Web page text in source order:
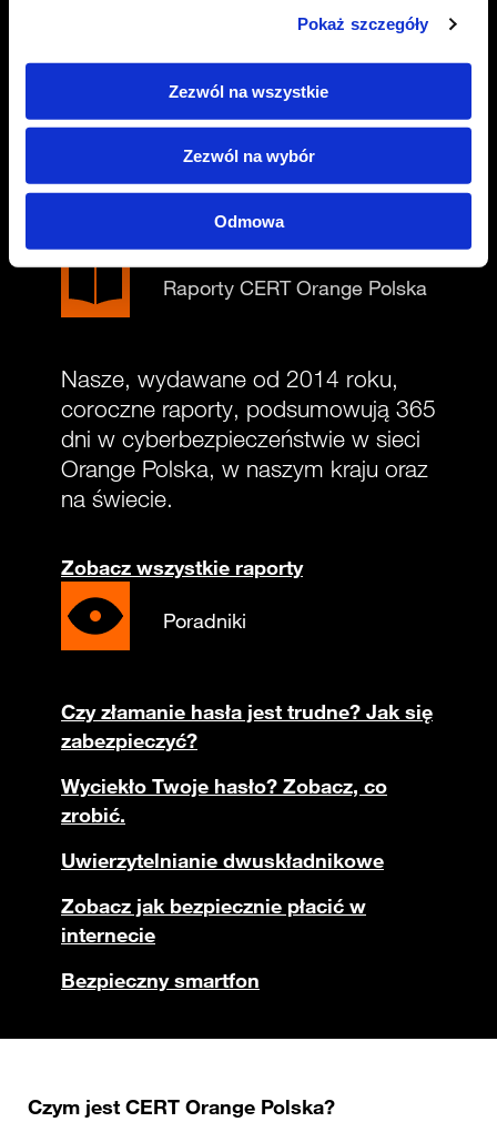
Pokaż szczegóły
Zezwól na wszystkie
Zezwól na wybór
Odmowa
Poznaj usługi, dzięki którym
zwiększysz bezpieczeństwo swojej
Dowiedz się więcej
Raporty CERT Orange Polska
Nasze, wydawane od 2014 roku,
coroczne raporty, podsumowują 365
dni w cyberbezpieczeństwie w sieci
Orange Polska, w naszym kraju oraz
na świecie.
Zobacz wszystkie raporty
Poradniki
Czy złamanie hasła jest trudne? Jak się
zabezpieczyć?
Wyciekło Twoje hasło? Zobacz, co
zrobić.
Uwierzytelnianie dwuskładnikowe
Zobacz jak bezpiecznie płacić w
internecie
Bezpieczny smartfon
Czym jest CERT Orange Polska?